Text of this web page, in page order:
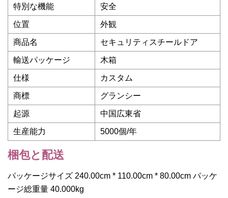
特別な機能 安全
位置 外観
商品名 セキュリティスチールドア
輸送パッケージ 木箱
仕様 カスタム
商標 グランシー
起源 中国広東省
生産能力 5000個/年
梱包と配送
パッケージサイズ 240.00cm * 110.00cm * 80.00cm パッケ
ージ総重量 40.000kg